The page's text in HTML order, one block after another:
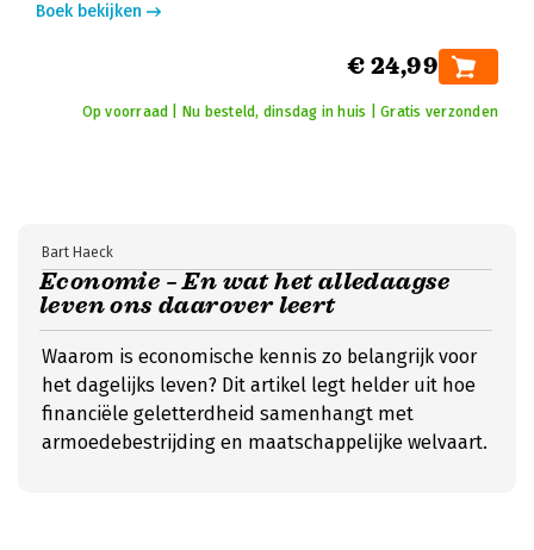
Boek bekijken
€ 24,99
Op voorraad | Nu besteld, dinsdag in huis | Gratis verzonden
Economie – En wat het alledaagse
leven ons daarover leert
Bart Haeck
Waarom is economische kennis zo belangrijk voor
het dagelijks leven? Dit artikel legt helder uit hoe
financiële geletterdheid samenhangt met
armoedebestrijding en maatschappelijke welvaart.